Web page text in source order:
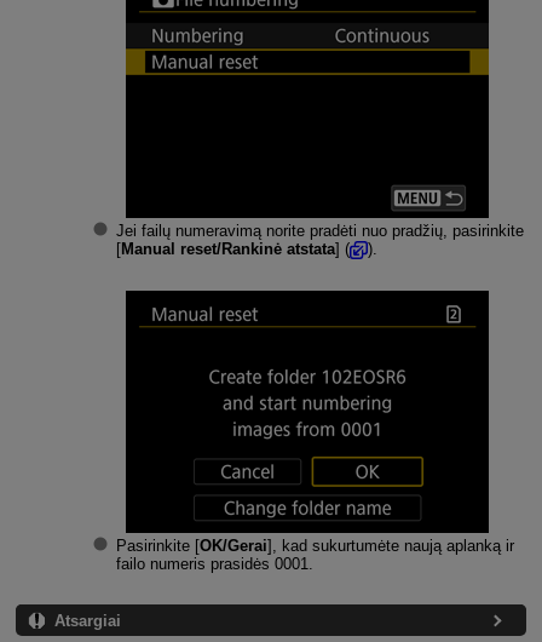
Jei failų numeravimą norite pradėti nuo pradžių, pasirinkite
[Manual reset/Rankinė atstata] ( ).
Pasirinkite [OK/Gerai], kad sukurtumėte naują aplanką ir
failo numeris prasidės 0001.
Atsargiai